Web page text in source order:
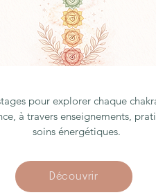
pour explorer chaque
à travers enseignements,
soins énergétiques.
Découvrir